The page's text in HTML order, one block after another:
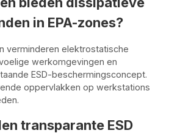
in EPA-zones?
verminderen elektrostatische
werkomgevingen en
ESD-beschermingsconcept.
oppervlakken op werkstations
transparante ESD